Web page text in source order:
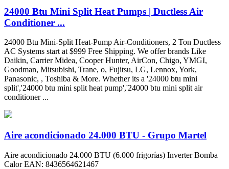
24000 Btu Mini Split Heat Pumps | Ductless Air
Conditioner ...
24000 Btu Mini-Split Heat-Pump Air-Conditioners, 2 Ton Ductless
AC Systems start at $999 Free Shipping. We offer brands Like
Daikin, Carrier Midea, Cooper Hunter, AirCon, Chigo, YMGI,
Goodman, Mitsubishi, Trane, o, Fujitsu, LG, Lennox, York,
Panasonic, , Toshiba & More. Whether its a '24000 btu mini
split','24000 btu mini split heat pump','24000 btu mini split air
conditioner ...
Aire acondicionado 24.000 BTU - Grupo Martel
Aire acondicionado 24.000 BTU (6.000 frigorías) Inverter Bomba
Calor EAN: 8436564621467